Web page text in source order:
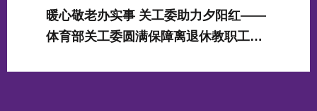
暖心敬老办实事 关工委助力夕阳红——
体育部关工委圆满保障离退休教职工趣